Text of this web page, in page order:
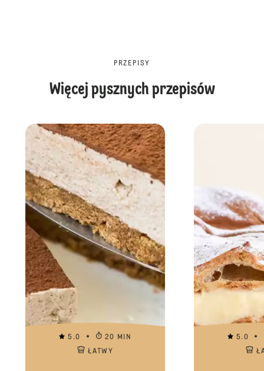
PRZEPISY
Więcej pysznych przepisów
5.0
20 MIN
ŁATWY
5.0